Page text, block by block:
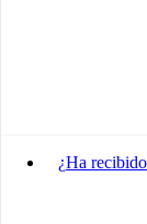
¿Ha